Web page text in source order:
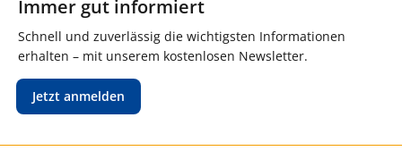
Immer gut informiert
Schnell und zuverlässig die wichtigsten Informationen
erhalten – mit unserem kostenlosen Newsletter.
Jetzt anmelden